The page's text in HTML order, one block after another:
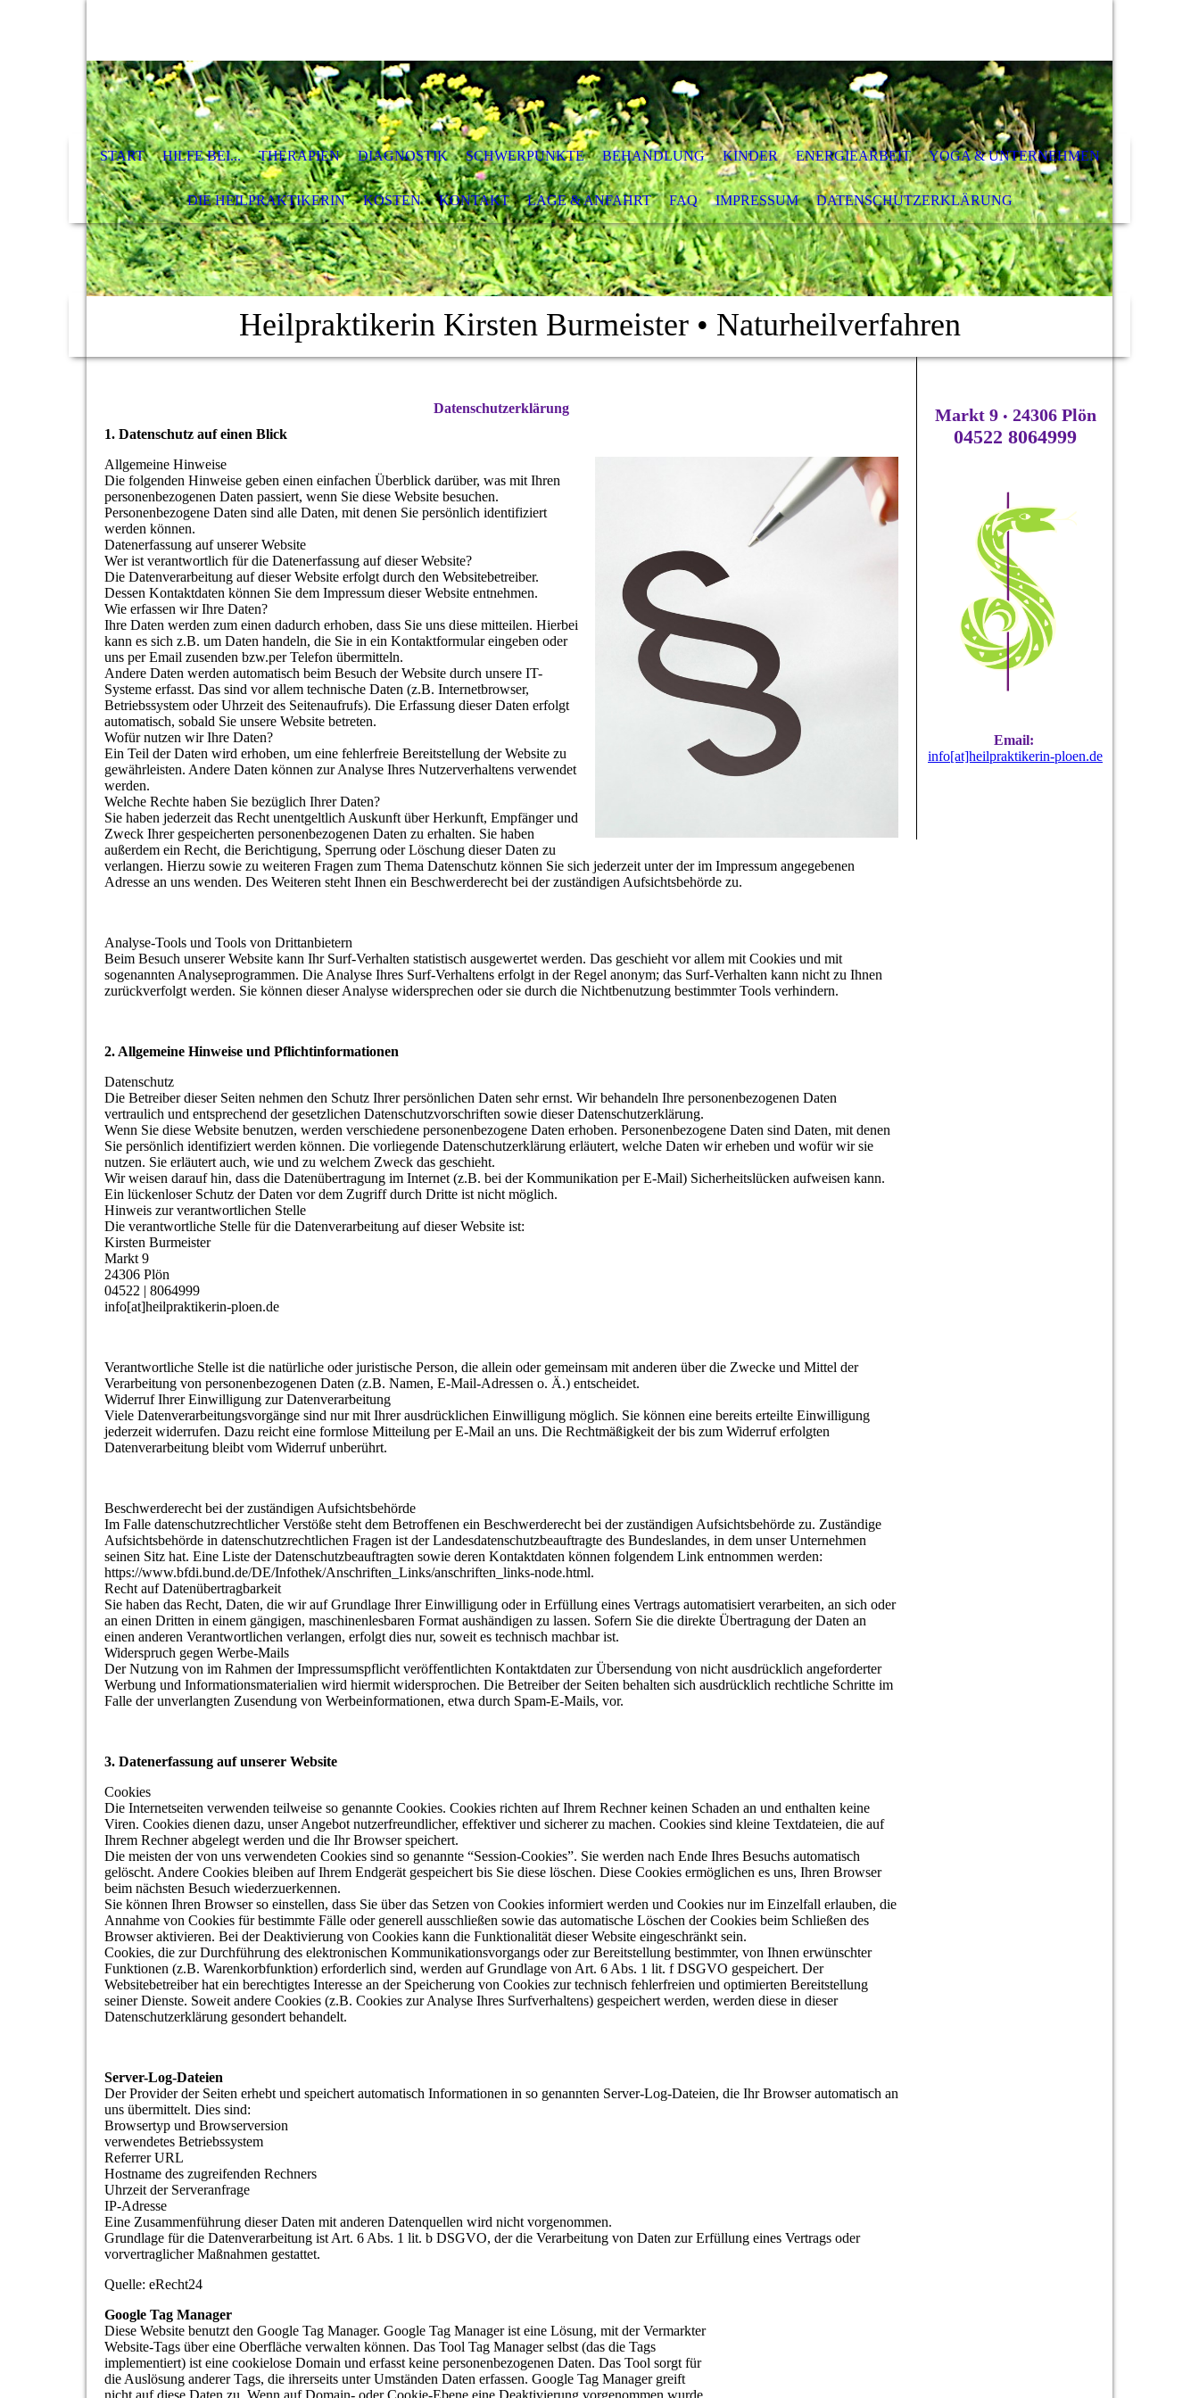
START HILFE BEI... THERAPIEN DIAGNOSTIK SCHWERPUNKTE BEHANDLUNG KINDER ENERGIEARBEIT YOGA & UNTERNEHMEN
DIE HEILPRAKTIKERIN KOSTEN KONTAKT LAGE & ANFAHRT FAQ IMPRESSUM DATENSCHUTZ­ERKLÄRUNG
Heilpraktikerin Kirsten Burmeister • Naturheilverfahren
Datenschutzerklärung
1. Datenschutz auf einen Blick
Allgemeine Hinweise
Die folgenden Hinweise geben einen einfachen Überblick darüber, was mit Ihren
personenbezogenen Daten passiert, wenn Sie diese Website besuchen.
Personenbezogene Daten sind alle Daten, mit denen Sie persönlich identifiziert
werden können.
Datenerfassung auf unserer Website
Wer ist verantwortlich für die Datenerfassung auf dieser Website?
Die Datenverarbeitung auf dieser Website erfolgt durch den Websitebetreiber.
Dessen Kontaktdaten können Sie dem Impressum dieser Website entnehmen.
Wie erfassen wir Ihre Daten?
Ihre Daten werden zum einen dadurch erhoben, dass Sie uns diese mitteilen. Hierbei
kann es sich z.B. um Daten handeln, die Sie in ein Kontaktformular eingeben oder
uns per Email zusenden bzw.per Telefon übermitteln.
Andere Daten werden automatisch beim Besuch der Website durch unsere IT-
Systeme erfasst. Das sind vor allem technische Daten (z.B. Internetbrowser,
Betriebssystem oder Uhrzeit des Seitenaufrufs). Die Erfassung dieser Daten erfolgt
automatisch, sobald Sie unsere Website betreten.
Wofür nutzen wir Ihre Daten?
Ein Teil der Daten wird erhoben, um eine fehlerfreie Bereitstellung der Website zu
gewährleisten. Andere Daten können zur Analyse Ihres Nutzerverhaltens verwendet
werden.
Welche Rechte haben Sie bezüglich Ihrer Daten?
Sie haben jederzeit das Recht unentgeltlich Auskunft über Herkunft, Empfänger und
Zweck Ihrer gespeicherten personenbezogenen Daten zu erhalten. Sie haben
außerdem ein Recht, die Berichtigung, Sperrung oder Löschung dieser Daten zu
verlangen. Hierzu sowie zu weiteren Fragen zum Thema Datenschutz können Sie sich jederzeit unter der im Impressum angegebenen
Adresse an uns wenden. Des Weiteren steht Ihnen ein Beschwerderecht bei der zuständigen Aufsichtsbehörde zu.
Analyse-Tools und Tools von Drittanbietern
Beim Besuch unserer Website kann Ihr Surf-Verhalten statistisch ausgewertet werden. Das geschieht vor allem mit Cookies und mit
sogenannten Analyseprogrammen. Die Analyse Ihres Surf-Verhaltens erfolgt in der Regel anonym; das Surf-Verhalten kann nicht zu Ihnen
zurückverfolgt werden. Sie können dieser Analyse widersprechen oder sie durch die Nichtbenutzung bestimmter Tools verhindern.
2. Allgemeine Hinweise und Pflichtinformationen
Datenschutz
Die Betreiber dieser Seiten nehmen den Schutz Ihrer persönlichen Daten sehr ernst. Wir behandeln Ihre personenbezogenen Daten
vertraulich und entsprechend der gesetzlichen Datenschutzvorschriften sowie dieser Datenschutzerklärung.
Wenn Sie diese Website benutzen, werden verschiedene personenbezogene Daten erhoben. Personenbezogene Daten sind Daten, mit denen
Sie persönlich identifiziert werden können. Die vorliegende Datenschutzerklärung erläutert, welche Daten wir erheben und wofür wir sie
nutzen. Sie erläutert auch, wie und zu welchem Zweck das geschieht.
Wir weisen darauf hin, dass die Datenübertragung im Internet (z.B. bei der Kommunikation per E-Mail) Sicherheitslücken aufweisen kann.
Ein lückenloser Schutz der Daten vor dem Zugriff durch Dritte ist nicht möglich.
Hinweis zur verantwortlichen Stelle
Die verantwortliche Stelle für die Datenverarbeitung auf dieser Website ist:
Kirsten Burmeister
Markt 9
24306 Plön
04522 | 8064999
info[at]heilpraktikerin-ploen.de
Verantwortliche Stelle ist die natürliche oder juristische Person, die allein oder gemeinsam mit anderen über die Zwecke und Mittel der
Verarbeitung von personenbezogenen Daten (z.B. Namen, E-Mail-Adressen o. Ä.) entscheidet.
Widerruf Ihrer Einwilligung zur Datenverarbeitung
Viele Datenverarbeitungsvorgänge sind nur mit Ihrer ausdrücklichen Einwilligung möglich. Sie können eine bereits erteilte Einwilligung
jederzeit widerrufen. Dazu reicht eine formlose Mitteilung per E-Mail an uns. Die Rechtmäßigkeit der bis zum Widerruf erfolgten
Datenverarbeitung bleibt vom Widerruf unberührt.
Beschwerderecht bei der zuständigen Aufsichtsbehörde
Im Falle datenschutzrechtlicher Verstöße steht dem Betroffenen ein Beschwerderecht bei der zuständigen Aufsichtsbehörde zu. Zuständige
Aufsichtsbehörde in datenschutzrechtlichen Fragen ist der Landesdatenschutzbeauftragte des Bundeslandes, in dem unser Unternehmen
seinen Sitz hat. Eine Liste der Datenschutzbeauftragten sowie deren Kontaktdaten können folgendem Link entnommen werden:
https://www.bfdi.bund.de/DE/Infothek/Anschriften_Links/anschriften_links-node.html.
Recht auf Datenübertragbarkeit
Sie haben das Recht, Daten, die wir auf Grundlage Ihrer Einwilligung oder in Erfüllung eines Vertrags automatisiert verarbeiten, an sich oder
an einen Dritten in einem gängigen, maschinenlesbaren Format aushändigen zu lassen. Sofern Sie die direkte Übertragung der Daten an
einen anderen Verantwortlichen verlangen, erfolgt dies nur, soweit es technisch machbar ist.
Widerspruch gegen Werbe-Mails
Der Nutzung von im Rahmen der Impressumspflicht veröffentlichten Kontaktdaten zur Übersendung von nicht ausdrücklich angeforderter
Werbung und Informationsmaterialien wird hiermit widersprochen. Die Betreiber der Seiten behalten sich ausdrücklich rechtliche Schritte im
Falle der unverlangten Zusendung von Werbeinformationen, etwa durch Spam-E-Mails, vor.
3. Datenerfassung auf unserer Website
Cookies
Die Internetseiten verwenden teilweise so genannte Cookies. Cookies richten auf Ihrem Rechner keinen Schaden an und enthalten keine
Viren. Cookies dienen dazu, unser Angebot nutzerfreundlicher, effektiver und sicherer zu machen. Cookies sind kleine Textdateien, die auf
Ihrem Rechner abgelegt werden und die Ihr Browser speichert.
Die meisten der von uns verwendeten Cookies sind so genannte “Session-Cookies”. Sie werden nach Ende Ihres Besuchs automatisch
gelöscht. Andere Cookies bleiben auf Ihrem Endgerät gespeichert bis Sie diese löschen. Diese Cookies ermöglichen es uns, Ihren Browser
beim nächsten Besuch wiederzuerkennen.
Sie können Ihren Browser so einstellen, dass Sie über das Setzen von Cookies informiert werden und Cookies nur im Einzelfall erlauben, die
Annahme von Cookies für bestimmte Fälle oder generell ausschließen sowie das automatische Löschen der Cookies beim Schließen des
Browser aktivieren. Bei der Deaktivierung von Cookies kann die Funktionalität dieser Website eingeschränkt sein.
Cookies, die zur Durchführung des elektronischen Kommunikationsvorgangs oder zur Bereitstellung bestimmter, von Ihnen erwünschter
Funktionen (z.B. Warenkorbfunktion) erforderlich sind, werden auf Grundlage von Art. 6 Abs. 1 lit. f DSGVO gespeichert. Der
Websitebetreiber hat ein berechtigtes Interesse an der Speicherung von Cookies zur technisch fehlerfreien und optimierten Bereitstellung
seiner Dienste. Soweit andere Cookies (z.B. Cookies zur Analyse Ihres Surfverhaltens) gespeichert werden, werden diese in dieser
Datenschutzerklärung gesondert behandelt.
Server-Log-Dateien
Der Provider der Seiten erhebt und speichert automatisch Informationen in so genannten Server-Log-Dateien, die Ihr Browser automatisch an
uns übermittelt. Dies sind:
Browsertyp und Browserversion
verwendetes Betriebssystem
Referrer URL
Hostname des zugreifenden Rechners
Uhrzeit der Serveranfrage
IP-Adresse
Eine Zusammenführung dieser Daten mit anderen Datenquellen wird nicht vorgenommen.
Grundlage für die Datenverarbeitung ist Art. 6 Abs. 1 lit. b DSGVO, der die Verarbeitung von Daten zur Erfüllung eines Vertrags oder
vorvertraglicher Maßnahmen gestattet.
Quelle: eRecht24
Google Tag Manager
Diese Website benutzt den Google Tag Manager. Google Tag Manager ist eine Lösung, mit der Vermarkter
Website-Tags über eine Oberfläche verwalten können. Das Tool Tag Manager selbst (das die Tags
implementiert) ist eine cookielose Domain und erfasst keine personenbezogenen Daten. Das Tool sorgt für
die Auslösung anderer Tags, die ihrerseits unter Umständen Daten erfassen. Google Tag Manager greift
Markt 9 • 24306 Plön
04522 8064999
Email:
info[at]heilpraktikerin-ploen.de